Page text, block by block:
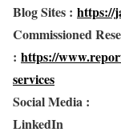
Blog Sites : https://
Commissioned
: https://
services
Social Media :
LinkedIn